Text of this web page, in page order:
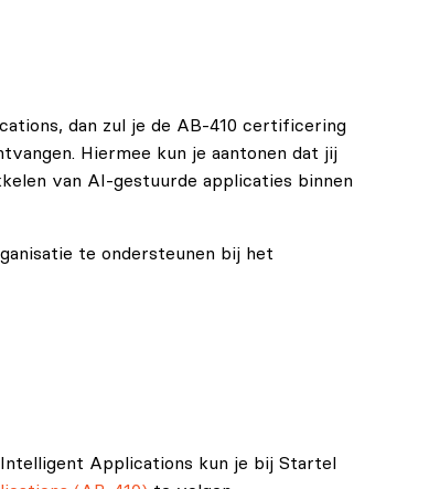
dan zul je de AB-410 certificering
Hiermee kun je aantonen dat jij
van AI‑gestuurde applicaties binnen
te ondersteunen bij het
Applications kun je bij Startel